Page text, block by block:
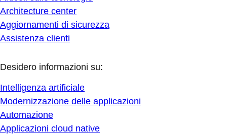
Architecture center
Aggiornamenti di sicurezza
Assistenza clienti
Desidero informazioni su:
Intelligenza artificiale
Modernizzazione delle applicazioni
Automazione
Applicazioni cloud native